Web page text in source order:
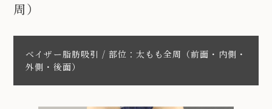
周）
ベイザー脂肪吸引 / 部位：太もも全周（前面・内側・
外側・後面）